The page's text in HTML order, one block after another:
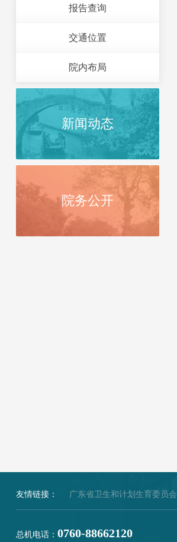
报告查询
交通位置
院内布局
新闻动态
院务公开
友情链接： 广东省卫生和计划生育委员会
总机电话： 0760-88662120